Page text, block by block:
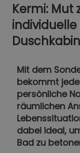
Kermi: Mut
Mit dem
bekommt
persönliche
räumlichen
dabei ideal,
Bad zu